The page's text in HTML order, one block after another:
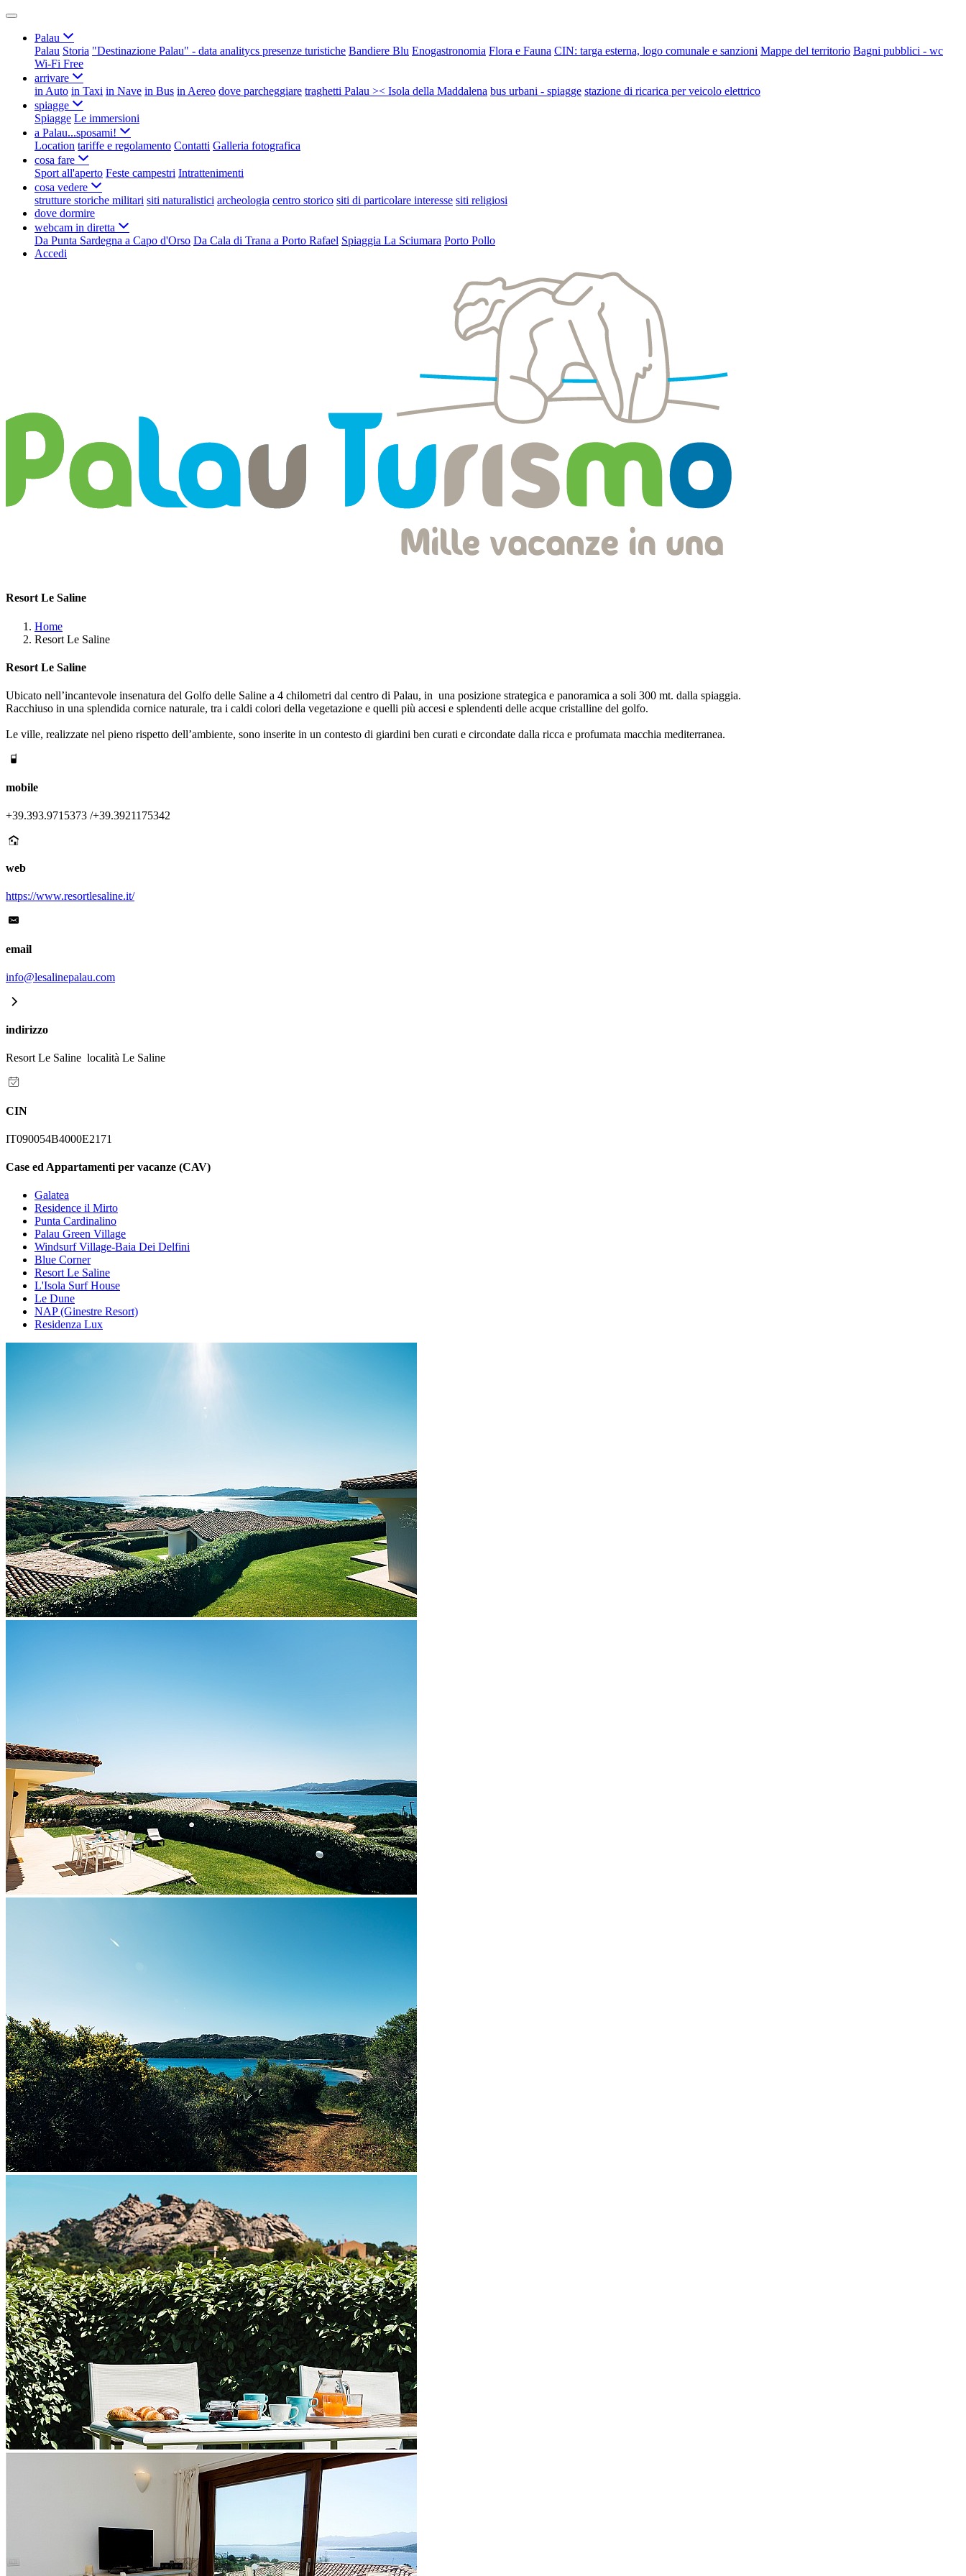
Palau
Palau Storia "Destinazione Palau" - data analitycs presenze turistiche Bandiere Blu Enogastronomia Flora e Fauna CIN: targa esterna, logo comunale e sanzioni Mappe del territorio Bagni pubblici - wc
Wi-Fi Free
arrivare
in Auto in Taxi in Nave in Bus in Aereo dove parcheggiare traghetti Palau >< Isola della Maddalena bus urbani - spiagge stazione di ricarica per veicolo elettrico
spiagge
Spiagge Le immersioni
a Palau...sposami!
Location tariffe e regolamento Contatti Galleria fotografica
cosa fare
Sport all'aperto Feste campestri Intrattenimenti
cosa vedere
strutture storiche militari siti naturalistici archeologia centro storico siti di particolare interesse siti religiosi
dove dormire
webcam in diretta
Da Punta Sardegna a Capo d'Orso Da Cala di Trana a Porto Rafael Spiaggia La Sciumara Porto Pollo
Accedi
Resort Le Saline
Home
Resort Le Saline
Resort Le Saline
Ubicato nell’incantevole insenatura del Golfo delle Saline a 4 chilometri dal centro di Palau, in una posizione strategica e panoramica a soli 300 mt. dalla spiaggia.
Racchiuso in una splendida cornice naturale, tra i caldi colori della vegetazione e quelli più accesi e splendenti delle acque cristalline del golfo.
Le ville, realizzate nel pieno rispetto dell’ambiente, sono inserite in un contesto di giardini ben curati e circondate dalla ricca e profumata macchia mediterranea.
mobile
+39.393.9715373 /+39.3921175342
web
https://www.resortlesaline.it/
email
info@lesalinepalau.com
indirizzo
Resort Le Saline località Le Saline
CIN
IT090054B4000E2171
Case ed Appartamenti per vacanze (CAV)
Galatea
Residence il Mirto
Punta Cardinalino
Palau Green Village
Windsurf Village-Baia Dei Delfini
Blue Corner
Resort Le Saline
L'Isola Surf House
Le Dune
NAP (Ginestre Resort)
Residenza Lux